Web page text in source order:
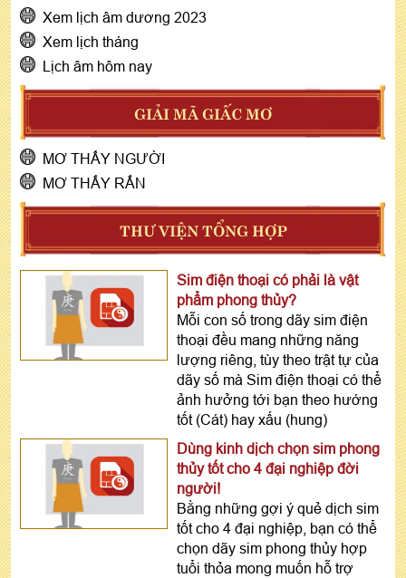
Xem lịch âm dương 2023
Xem lịch tháng
Lịch âm hôm nay
GIẢI MÃ GIẤC MƠ
MƠ THẤY NGƯỜI
MƠ THẤY RẮN
THƯ VIỆN TỔNG HỢP
Sim điện thoại có phải là vật
phẩm phong thủy?
Mỗi con số trong dãy sim điện
thoại đều mang những năng
lượng riêng, tùy theo trật tự của
dãy số mà Sim điện thoại có thể
ảnh hưởng tới bạn theo hướng
tốt (Cát) hay xấu (hung)
Dùng kinh dịch chọn sim phong
thủy tốt cho 4 đại nghiệp đời
người!
Bằng những gợi ý quẻ dịch sim
tốt cho 4 đại nghiệp, bạn có thể
chọn dãy sim phong thủy hợp
tuổi thỏa mong muốn hỗ trợ